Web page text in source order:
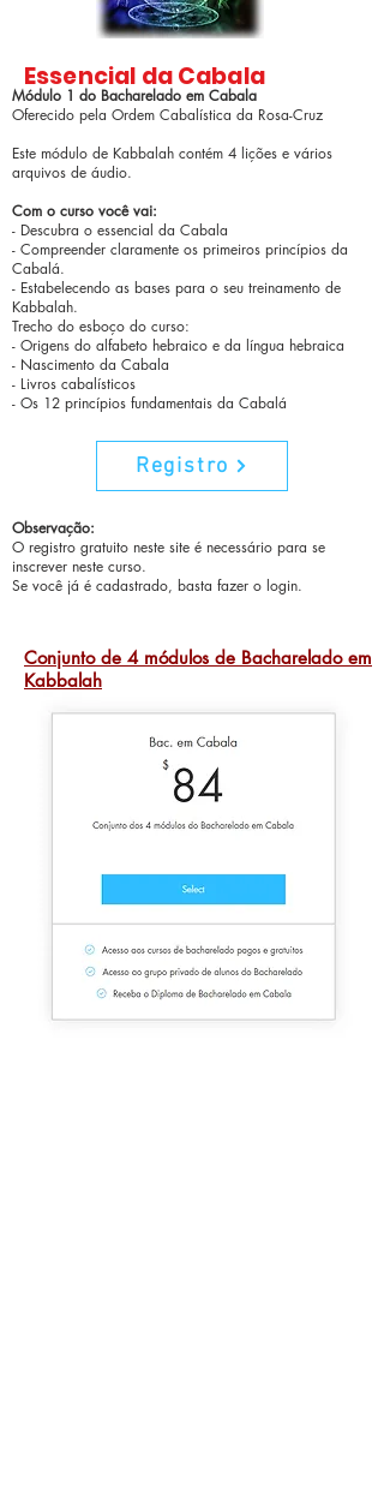
Essencial da Cabala
Módulo 1 do Bacharelado em Cabala
Oferecido pela Ordem Cabalística da Rosa-Cruz
Este módulo de Kabbalah contém 4 lições e vários
arquivos de áudio.
Com o curso você vai:
- Descubra o essencial da Cabala
- Compreender claramente os primeiros princípios da
Cabalá.
- Estabelecendo as bases para o seu treinamento de
Kabbalah.
Trecho do esboço do curso:
- Origens do alfabeto hebraico e da língua hebraica
- Nascimento da Cabala
- Livros cabalísticos
- Os 12 princípios fundamentais da Cabalá
Registro
Observação:
O registro gratuito neste site é necessário para se
inscrever neste curso.
Se você já é cadastrado, basta fazer o login.
Conjunto de 4 módulos de Bacharelado em
Kabbalah